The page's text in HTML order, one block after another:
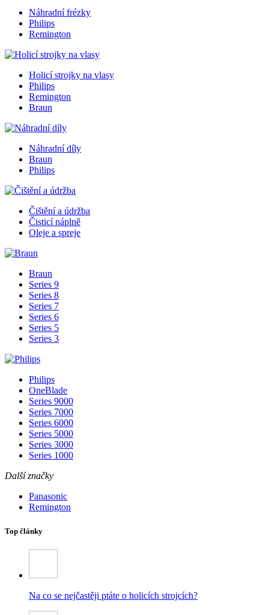
Náhradní frézky
Philips
Remington
Holicí strojky na vlasy
Philips
Remington
Braun
Náhradní díly
Braun
Philips
Čištění a údržba
Čisticí náplně
Oleje a spreje
Braun
Series 9
Series 8
Series 7
Series 6
Series 5
Series 3
Philips
OneBlade
Series 9000
Series 7000
Series 6000
Series 5000
Series 3000
Series 1000
Další značky
Panasonic
Remington
Top články
Na co se nejčastěji ptáte o holicích strojcích?